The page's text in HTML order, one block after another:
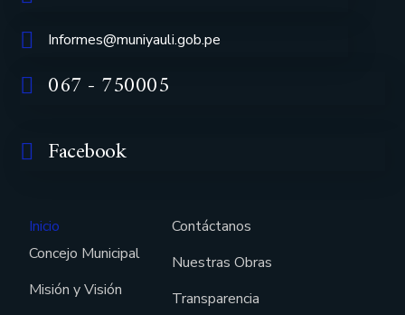
Informes@muniyauli.gob.pe
067 - 750005
Facebook
Inicio
Concejo Municipal
Misión y Visión
Contáctanos
Nuestras Obras
Transparencia